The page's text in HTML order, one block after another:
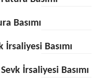
Basımı
İrsaliyesi Basımı
İrsaliyesi Basımı